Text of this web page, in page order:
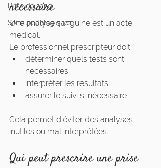
Prise de sang
Soins podologiques
nécessaire
Une analyse sanguine est un acte
médical.
Le professionnel prescripteur doit :
déterminer quels tests sont
nécessaires
interpréter les résultats
assurer le suivi si nécessaire
Cela permet d’éviter des analyses
inutiles ou mal interprétées.
Qui peut prescrire une prise